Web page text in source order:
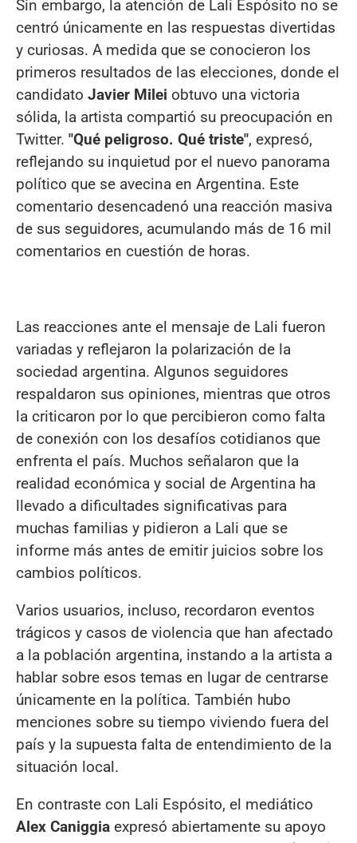
Sin embargo, la atención de Lali Espósito no se
centró únicamente en las respuestas divertidas
y curiosas. A medida que se conocieron los
primeros resultados de las elecciones, donde el
candidato Javier Milei obtuvo una victoria
sólida, la artista compartió su preocupación en
Twitter. "Qué peligroso. Qué triste", expresó,
reflejando su inquietud por el nuevo panorama
político que se avecina en Argentina. Este
comentario desencadenó una reacción masiva
de sus seguidores, acumulando más de 16 mil
comentarios en cuestión de horas.
Las reacciones ante el mensaje de Lali fueron
variadas y reflejaron la polarización de la
sociedad argentina. Algunos seguidores
respaldaron sus opiniones, mientras que otros
la criticaron por lo que percibieron como falta
de conexión con los desafíos cotidianos que
enfrenta el país. Muchos señalaron que la
realidad económica y social de Argentina ha
llevado a dificultades significativas para
muchas familias y pidieron a Lali que se
informe más antes de emitir juicios sobre los
cambios políticos.
Varios usuarios, incluso, recordaron eventos
trágicos y casos de violencia que han afectado
a la población argentina, instando a la artista a
hablar sobre esos temas en lugar de centrarse
únicamente en la política. También hubo
menciones sobre su tiempo viviendo fuera del
país y la supuesta falta de entendimiento de la
situación local.
En contraste con Lali Espósito, el mediático
Alex Caniggia expresó abiertamente su apoyo